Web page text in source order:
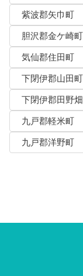
紫波郡矢巾町
胆沢郡金ケ崎町
気仙郡住田町
下閉伊郡山田町
下閉伊郡田野
九戸郡軽米町
九戸郡洋野町